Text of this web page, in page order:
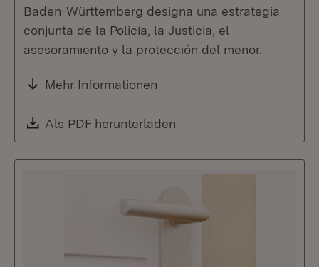
Baden-Württemberg designa una estrategia
conjunta de la Policía, la Justicia, el
asesoramiento y la protección del menor.
Mehr Informationen
Download:
Als PDF herunterladen